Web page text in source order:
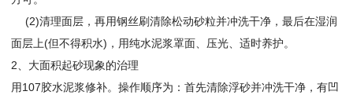
(2)清理面层，再用钢丝刷清除松动砂粒并冲洗干净，最后在湿润
面层上(但不得积水)，用纯水泥浆罩面、压光、适时养护。
2、大面积起砂现象的治理
用107胶水泥浆修补。操作顺序为：首先清除浮砂并冲洗干净，有凹